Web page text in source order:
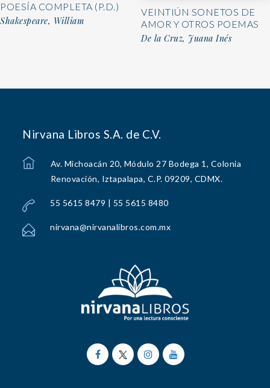
POESÍA COMPLETA (P.D.)
Shakespeare, William
VEINTIÚN SONETOS DE
AMOR Y OTROS POEMAS
De la Cruz, Juana Inés
Nirvana Libros S.A. de C.V.
Av. Michoacán 20, Módulo 27 Bodega 1, Colonia
Renovación, Iztapalapa, C.P. 09209, CDMX.
55 5615 8479 | 55 5615 8480
nirvana@nirvanalibros.com.mx